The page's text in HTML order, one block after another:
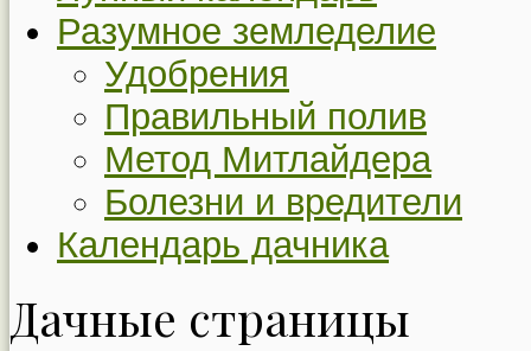
Разумное земледелие
Удобрения
Правильный полив
Метод Митлайдера
Болезни и вредители
Календарь дачника
Дачные страницы